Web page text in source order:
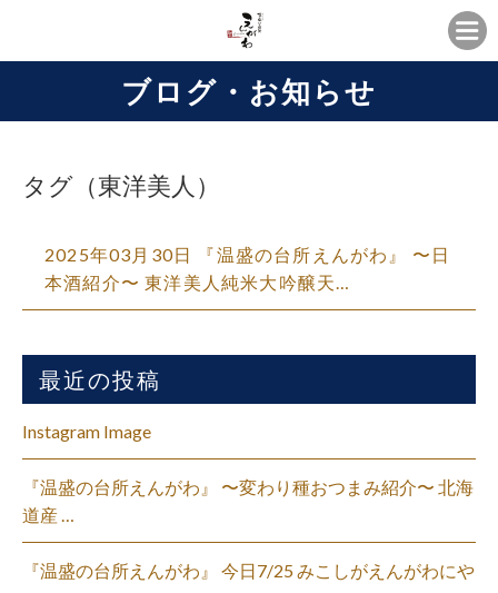
ブログ・お知らせ
タグ（東洋美人）
2025年03月30日 『温盛の台所えんがわ』 〜日
本酒紹介〜 東洋美人純米大吟醸天…
最近の投稿
Instagram Image
『温盛の台所えんがわ』 〜変わり種おつまみ紹介〜 北海
道産 …
『温盛の台所えんがわ』 今日7/25 みこしがえんがわにや